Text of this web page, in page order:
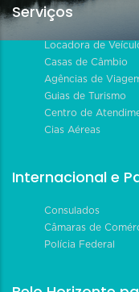
Serviços
Locadora de
Casas de Câmbio
Agências de
Guias de Turismo
Centro de
Cias Aéreas
Internacional e
Consulados
Câmaras de
Polícia Federal